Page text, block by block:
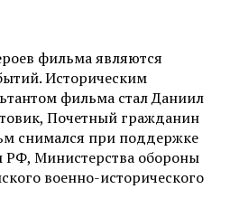
фильма являются
Историческим
фильма стал Даниил
Почетный гражданин
снимался при поддержке
РФ, Министерства обороны
военно-исторического